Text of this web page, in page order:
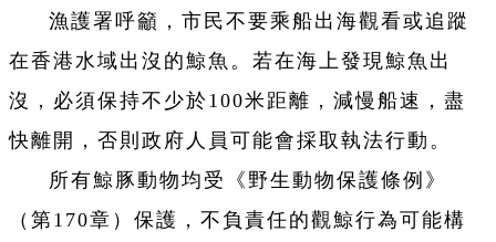
漁護署呼籲，市民不要乘船出海觀看或追蹤
在香港水域出沒的鯨魚。若在海上發現鯨魚出
沒，必須保持不少於100米距離，減慢船速，盡
快離開，否則政府人員可能會採取執法行動。
所有鯨豚動物均受《野生動物保護條例》
（第170章）保護，不負責任的觀鯨行為可能構